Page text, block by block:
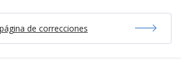
de correcciones